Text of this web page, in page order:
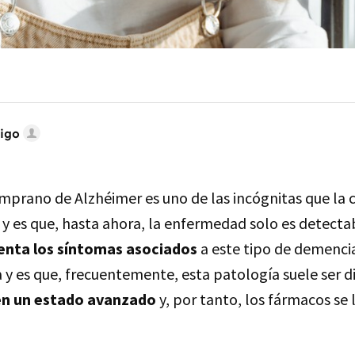
de Alzhéimer es uno de las incógnitas que la
y es que, hasta ahora, la enfermedad solo es
los síntomas asociados a este tipo de
y es que, frecuentemente, esta patología suele ser
un estado avanzado y, por tanto, los fármacos se